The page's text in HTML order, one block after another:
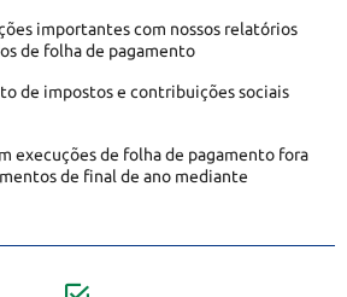
importantes com nossos relatórios
de folha de pagamento
de impostos e contribuições sociais
execuções de folha de pagamento fora
de final de ano mediante